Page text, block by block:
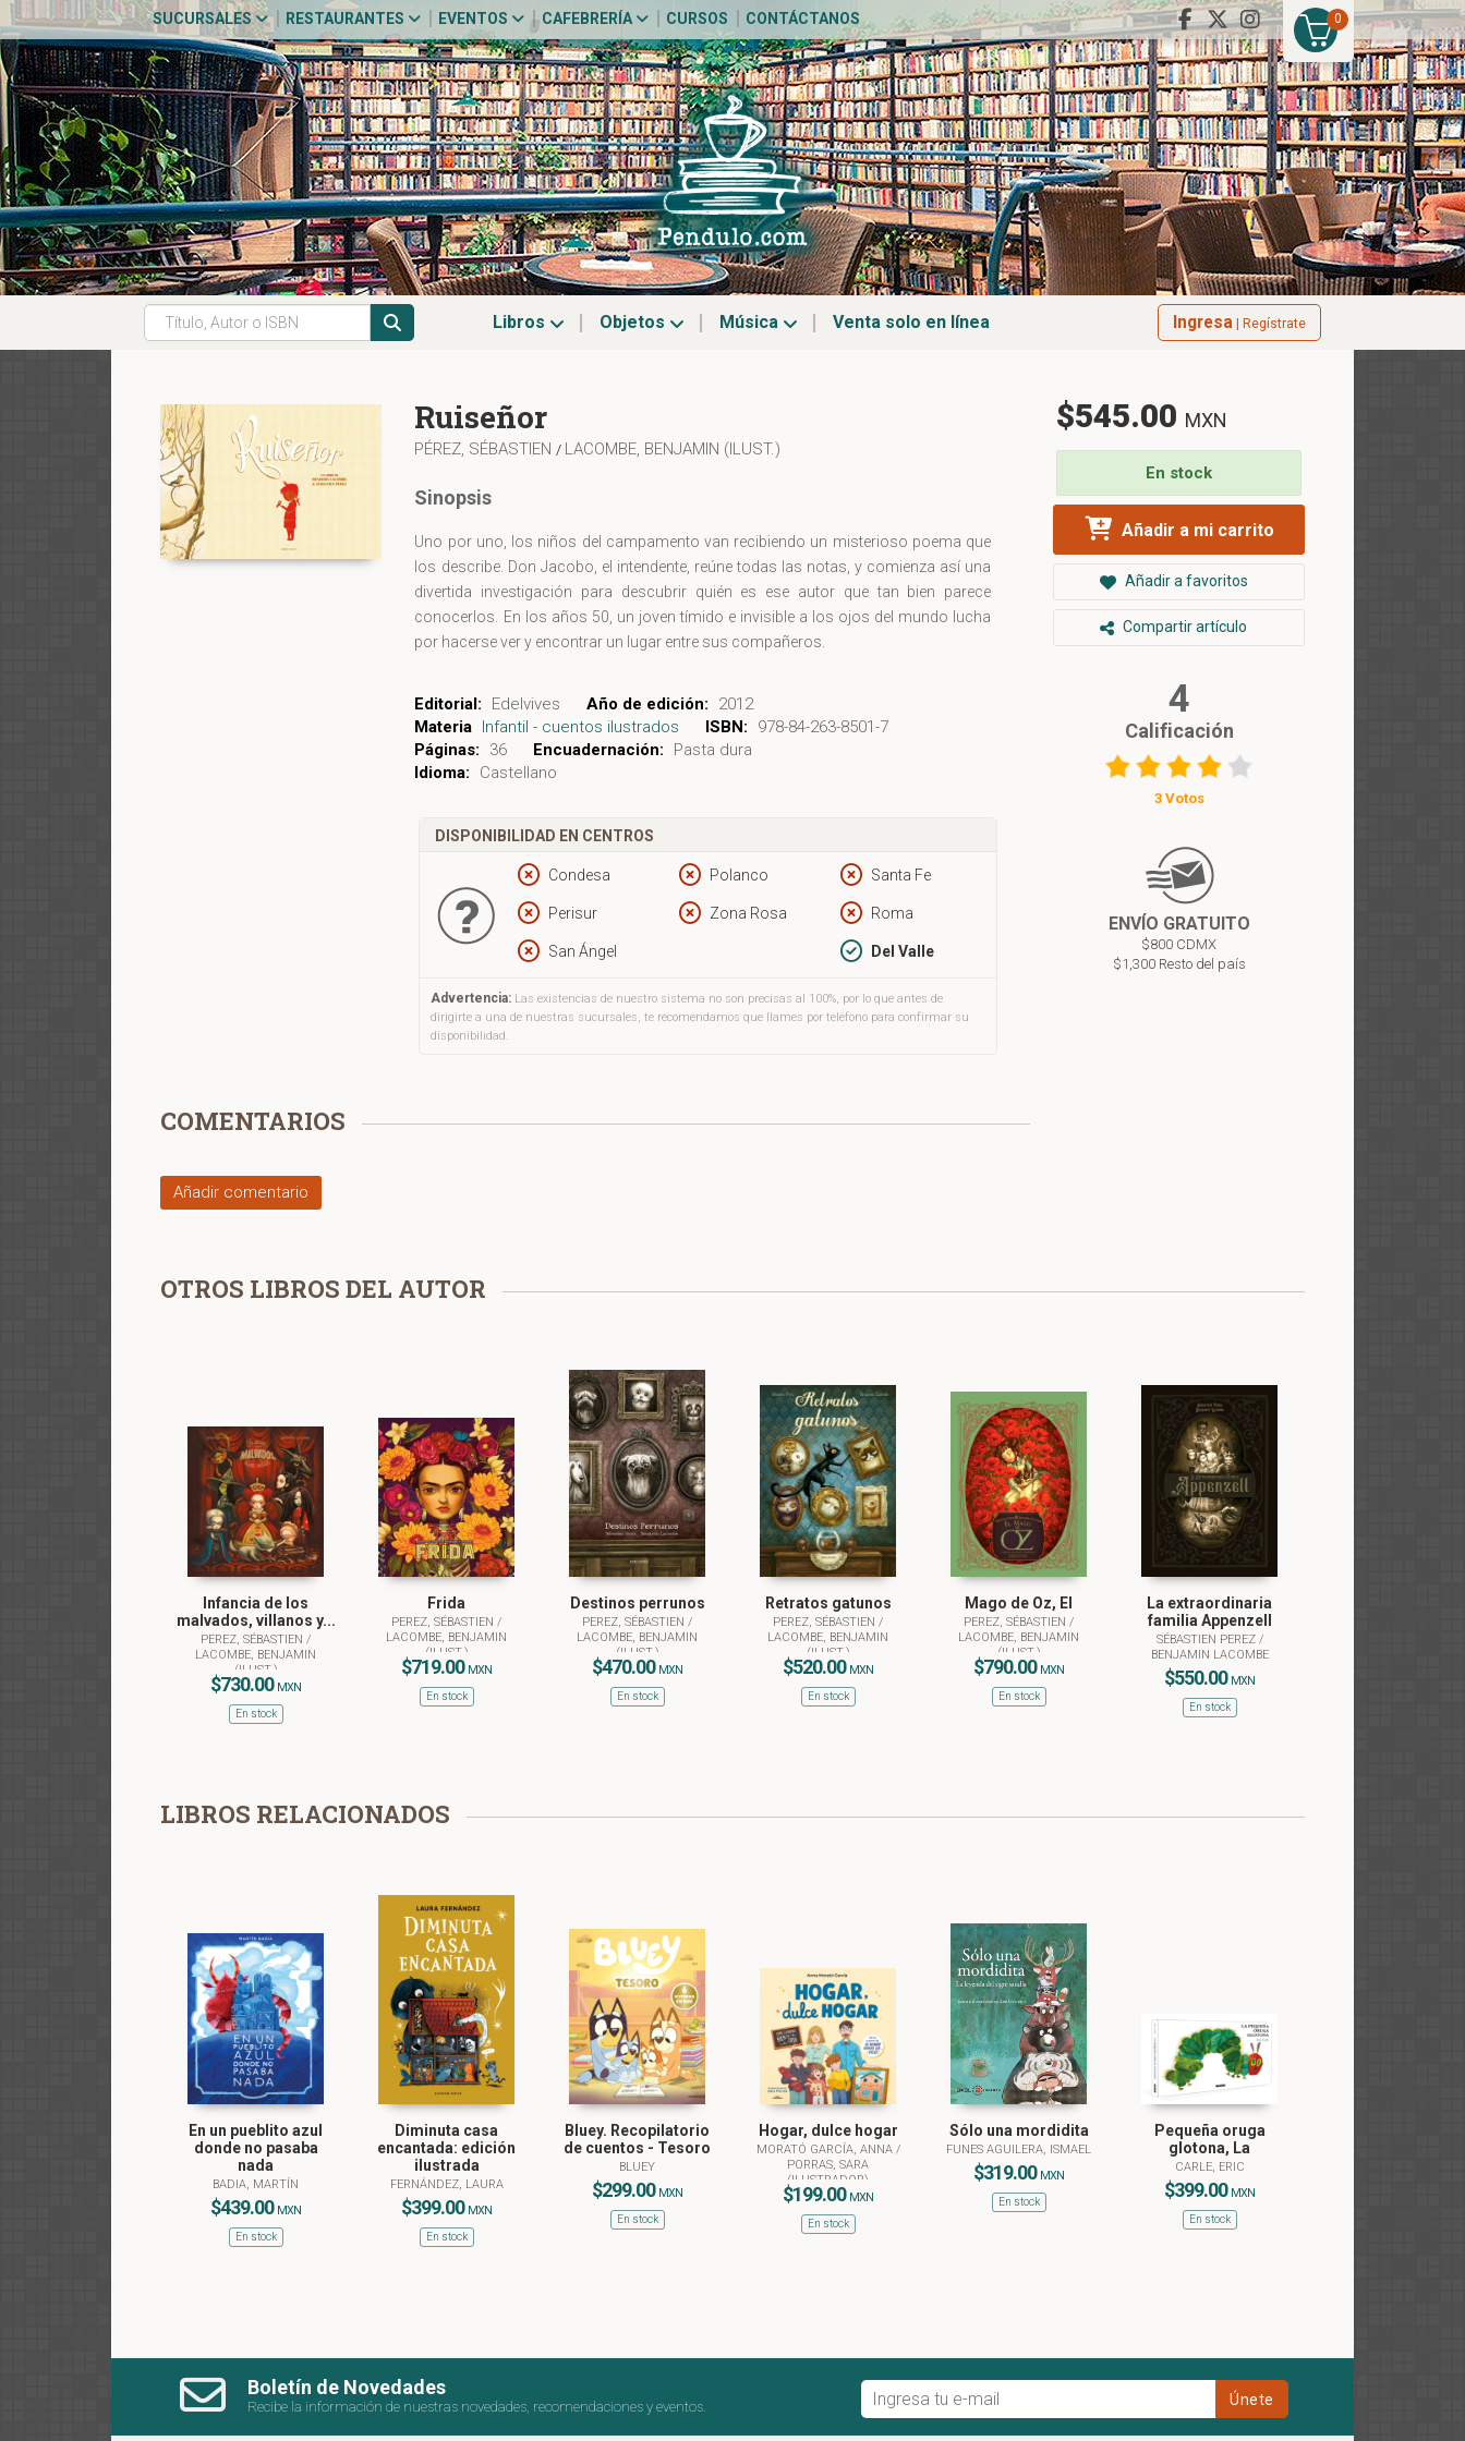
0
SUCURSALES RESTAURANTES EVENTOS CAFEBRERÍA CURSOS CONTÁCTANOS
Libros Objetos Música Venta solo en línea Ingresa | Regístrate
Ruiseñor
PÉREZ, SÉBASTIEN/ LACOMBE, BENJAMIN (ILUST.)
Sinopsis
Uno por uno, los niños del campamento van recibiendo un misterioso poema que
los describe. Don Jacobo, el intendente, reúne todas las notas, y comienza así una
divertida investigación para descubrir quién es ese autor que tan bien parece
conocerlos. En los años 50, un joven tímido e invisible a los ojos del mundo lucha
por hacerse ver y encontrar un lugar entre sus compañeros.
Editorial: Edelvives Año de edición:
2012
Materia Infantil - cuentos ilustrados ISBN:
978-84-263-8501-7
Páginas:
36 Encuadernación:
Pasta dura
Idioma:
Castellano
DISPONIBILIDAD EN CENTROS
Condesa Polanco Santa Fe
Perisur Zona Rosa Roma
San Ángel Del Valle
Advertencia: Las existencias de nuestro sistema no son precisas al 100%, por lo que antes de
dirigirte a una de nuestras sucursales, te recomendamos que llames por teléfono para confirmar su
disponibilidad.
COMENTARIOS
Añadir comentario
$545.00 MXN
En stock
Añadir a mi carrito
Añadir a favoritos
Compartir artículo
4
Calificación
3 Votos
ENVÍO GRATUITO
$800 CDMX
$1,300 Resto del país
OTROS LIBROS DEL AUTOR
Infancia de los
malvados, villanos y...
PEREZ, SÉBASTIEN /
LACOMBE, BENJAMIN
(ILUST.)
$730.00 MXN
En stock
Frida
PEREZ, SÉBASTIEN /
LACOMBE, BENJAMIN
(ILUST.)
$719.00 MXN
En stock
Destinos perrunos
PEREZ, SÉBASTIEN /
LACOMBE, BENJAMIN
(ILUST.)
$470.00 MXN
En stock
Retratos gatunos
PEREZ, SÉBASTIEN /
LACOMBE, BENJAMIN
(ILUST.)
$520.00 MXN
En stock
Mago de Oz, El
PEREZ, SÉBASTIEN /
LACOMBE, BENJAMIN
(ILUST.)
$790.00 MXN
En stock
La extraordinaria
familia Appenzell
SÉBASTIEN PEREZ /
BENJAMIN LACOMBE
$550.00 MXN
En stock
LIBROS RELACIONADOS
En un pueblito azul
donde no pasaba
nada
BADIA, MARTÍN
$439.00 MXN
En stock
Diminuta casa
encantada: edición
ilustrada
FERNÁNDEZ, LAURA
$399.00 MXN
En stock
Bluey. Recopilatorio
de cuentos - Tesoro
BLUEY
$299.00 MXN
En stock
Hogar, dulce hogar
MORATÓ GARCÍA, ANNA /
PORRAS, SARA
(ILUSTRADOR)
$199.00 MXN
En stock
Sólo una mordidita
FUNES AGUILERA, ISMAEL
$319.00 MXN
En stock
Pequeña oruga
glotona, La
CARLE, ERIC
$399.00 MXN
En stock
Boletín de Novedades
Recibe la información de nuestras novedades, recomendaciones y eventos.